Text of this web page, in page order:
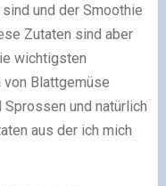
und der Smoothie
Zutaten sind aber
wichtigsten
Blattgemüse
Sprossen und natürlich
aus der ich mich